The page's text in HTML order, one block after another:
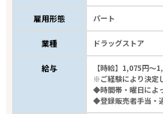
雇用形態 パート
業種 ドラッグストア
給与
【時給】1,075円～
※ご経験により決定
◆時間帯・曜日によ
◆登録販売者手当・